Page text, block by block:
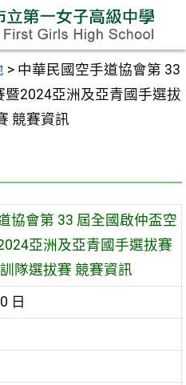
> 中華民國空手道協會第 33
2024亞洲及亞青國手選拔
競賽資訊
協會第 33 屆全國啟仲盃空
亞洲及亞青國手選拔賽
隊選拔賽 競賽資訊
日